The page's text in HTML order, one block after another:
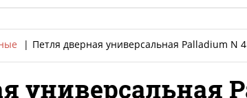
Петля дверная универсальная Palladium N
универсальная